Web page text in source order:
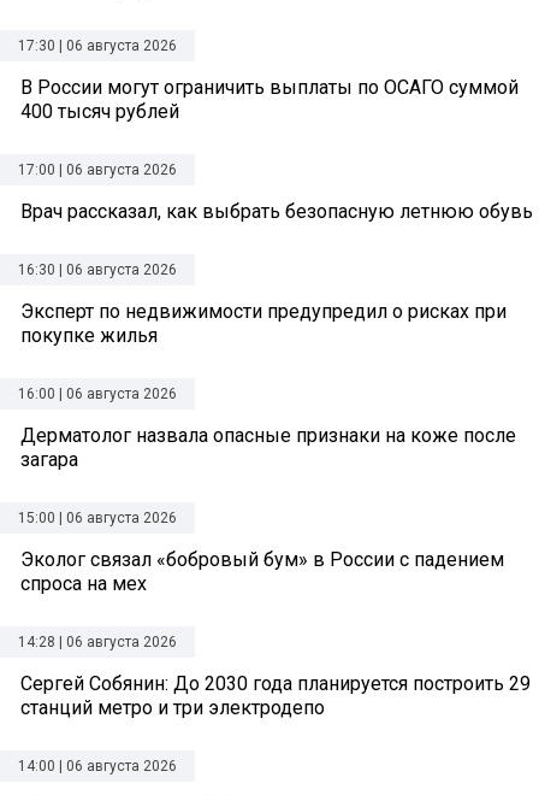
17:30 | 06 августа 2026
В России могут ограничить выплаты по ОСАГО суммой
400 тысяч рублей
17:00 | 06 августа 2026
Врач рассказал, как выбрать безопасную летнюю обувь
16:30 | 06 августа 2026
Эксперт по недвижимости предупредил о рисках при
покупке жилья
16:00 | 06 августа 2026
Дерматолог назвала опасные признаки на коже после
загара
15:00 | 06 августа 2026
Эколог связал «бобровый бум» в России с падением
спроса на мех
14:28 | 06 августа 2026
Сергей Собянин: До 2030 года планируется построить 29
станций метро и три электродепо
14:00 | 06 августа 2026